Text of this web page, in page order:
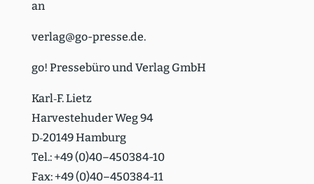
an
verlag@go-presse.de.
go! Pressebüro und Verlag GmbH
Karl‑F. Lietz
Harve­ste­huder Weg 94
D‑20149 Hamburg
Tel.: +49 (0)40–450384-10
Fax: +49 (0)40–450384-11